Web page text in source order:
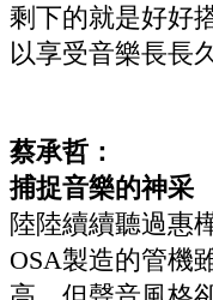
剩下的就是好好
以享受音樂長長
蔡承哲：
捕捉音樂的神采
陸陸續續聽過惠
OSA製造的管機